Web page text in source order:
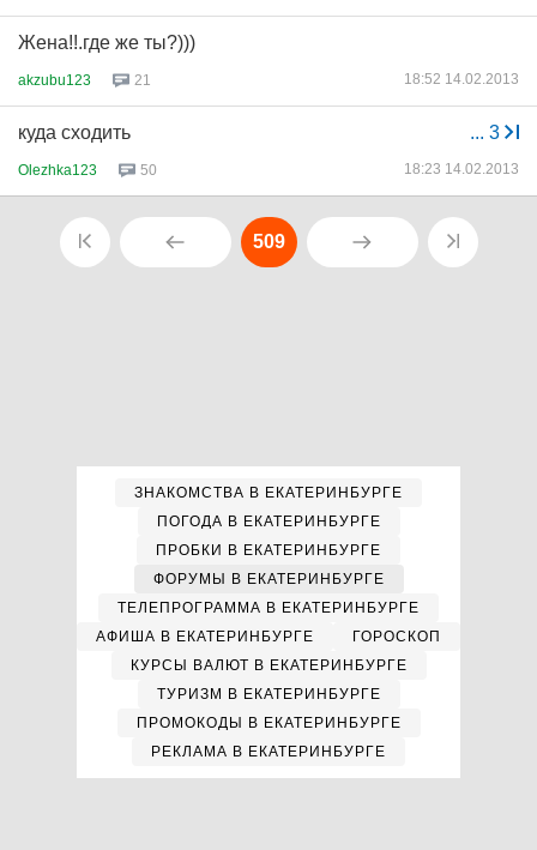
Жена!!.где же ты?)))
akzubu123 21 18:52 14.02.2013
... 3
куда сходить
Olezhka123 50 18:23 14.02.2013
509
ЗНАКОМСТВА В ЕКАТЕРИНБУРГЕ
ПОГОДА В ЕКАТЕРИНБУРГЕ
ПРОБКИ В ЕКАТЕРИНБУРГЕ
ФОРУМЫ В ЕКАТЕРИНБУРГЕ
ТЕЛЕПРОГРАММА В ЕКАТЕРИНБУРГЕ
АФИША В ЕКАТЕРИНБУРГЕ
ГОРОСКОП
КУРСЫ ВАЛЮТ В ЕКАТЕРИНБУРГЕ
ТУРИЗМ В ЕКАТЕРИНБУРГЕ
ПРОМОКОДЫ В ЕКАТЕРИНБУРГЕ
РЕКЛАМА В ЕКАТЕРИНБУРГЕ